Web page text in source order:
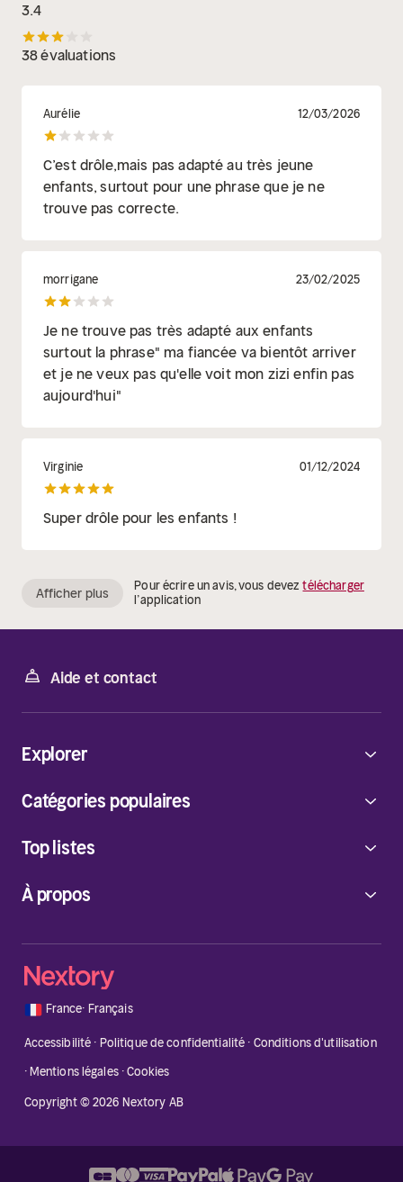
3.4
38 évaluations
Aurélie 12/03/2026
C’est drôle,mais pas adapté au très jeune
enfants, surtout pour une phrase que je ne
trouve pas correcte.
morrigane 23/02/2025
Je ne trouve pas très adapté aux enfants
surtout la phrase" ma fiancée va bientôt arriver
et je ne veux pas qu'elle voit mon zizi enfin pas
aujourd'hui"
Virginie 01/12/2024
Super drôle pour les enfants !
Afficher plus Pour écrire un avis, vous deveztélécharger
l’application
Aide et contact
À propos
Explorer
Catégories populaires
Top listes
🇫🇷 France· Français
Accessibilité · Politique de confidentialité · Conditions d'utilisation
·Mentions légales·Cookies
Copyright © 2026 Nextory AB